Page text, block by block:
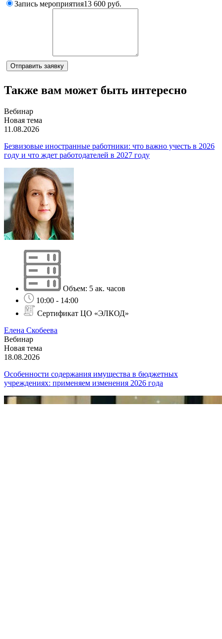
Запись мероприятия13 600 руб.
Отправить заявку
Также вам может быть интересно
Вебинар
Новая тема
11.08.2026
Безвизовые иностранные работники: что важно учесть в 2026
году и что ждет работодателей в 2027 году
Объем: 5 ак. часов
10:00 - 14:00
Сертификат ЦО «ЭЛКОД»
Елена Скобеева
Вебинар
Новая тема
18.08.2026
Особенности содержания имущества в бюджетных
учреждениях: применяем изменения 2026 года